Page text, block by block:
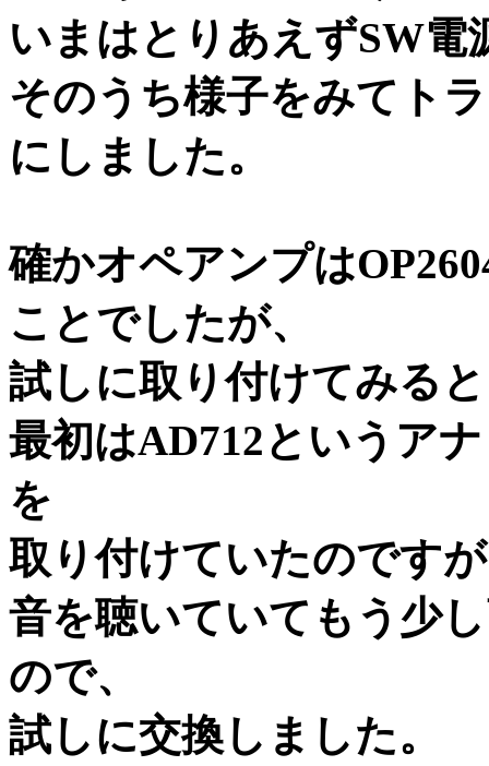
いまはとりあえずSW電
そのうち様子をみてト
にしました。
確かオペアンプは
ことでしたが、
試しに取り付けてみる
最初はAD712というア
を
取り付けていたのです
音を聴いていてもう少
ので、
試しに交換しました。